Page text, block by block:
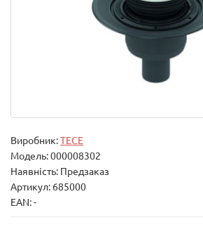
Виробник:TECE
Модель:000008302
Наявність: Предзаказ
Артикул: 685000
EAN: -